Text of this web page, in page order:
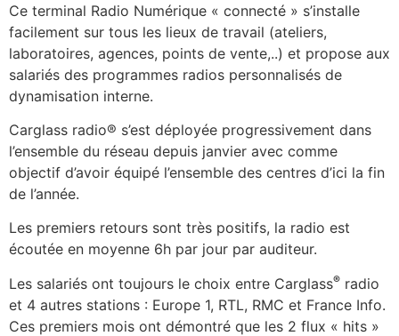
Ce terminal Radio Numérique « connecté » s’installe
facilement sur tous les lieux de travail (ateliers,
laboratoires, agences, points de vente,..) et propose aux
salariés des programmes radios personnalisés de
dynamisation interne.
Carglass radio® s’est déployée progressivement dans
l’ensemble du réseau depuis janvier avec comme
objectif d’avoir équipé l’ensemble des centres d’ici la fin
de l’année.
Les premiers retours sont très positifs, la radio est
écoutée en moyenne 6h par jour par auditeur.
Les salariés ont toujours le choix entre Carglass® radio
et 4 autres stations : Europe 1, RTL, RMC et France Info.
Ces premiers mois ont démontré que les 2 flux « hits »